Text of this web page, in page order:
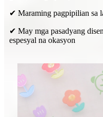
✔ Maraming pagpipilian sa
✔ May mga pasadyang
espesyal na okasyon